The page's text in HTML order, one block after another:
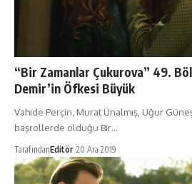
“Bir Zamanlar Çukurova” 49.
Demir’in Öfkesi Büyük
Vahide Perçin, Murat Ünalmış, Uğur
başrollerde olduğu Bir…
TarafındanEditör 20 Ara 2019